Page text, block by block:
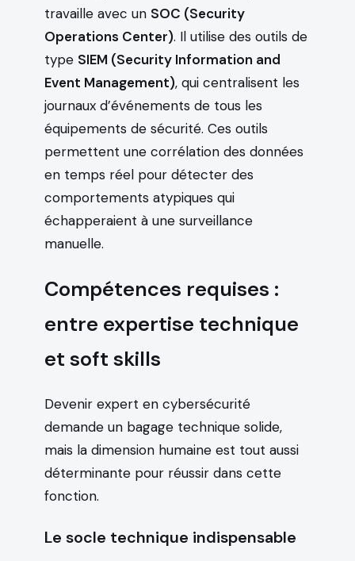
travaille avec un SOC (Security
Operations Center). Il utilise des outils de
type SIEM (Security Information and
Event Management), qui centralisent les
journaux d’événements de tous les
équipements de sécurité. Ces outils
permettent une corrélation des données
en temps réel pour détecter des
comportements atypiques qui
échapperaient à une surveillance
manuelle.
Compétences requises :
entre expertise technique
et soft skills
Devenir expert en cybersécurité
demande un bagage technique solide,
mais la dimension humaine est tout aussi
déterminante pour réussir dans cette
fonction.
Le socle technique indispensable